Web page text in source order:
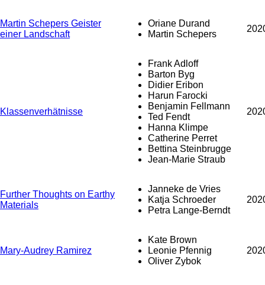
Martin Schepers Geister
einer Landschaft
Oriane Durand
Martin Schepers
Klassenverhätnisse
Frank Adloff
Barton Byg
Didier Eribon
Harun Farocki
Benjamin Fellmann
Ted Fendt
Hanna Klimpe
Catherine Perret
Bettina Steinbrugge
Jean-Marie Straub
Further Thoughts on Earthy
Materials
Janneke de Vries
Katja Schroeder
Petra Lange-Berndt
Mary-Audrey Ramirez
Kate Brown
Leonie Pfennig
Oliver Zybok